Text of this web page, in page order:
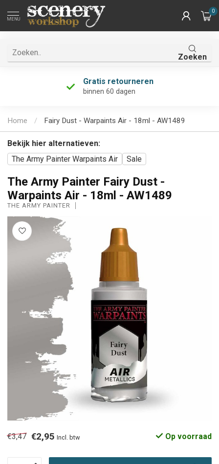
MENU
0
Zoeken
Gratis retourneren
binnen 60 dagen
Home / Fairy Dust - Warpaints Air - 18ml - AW1489
Bekijk hier alternatieven:
The Army Painter Warpaints Air
Sale
The Army Painter Fairy Dust -
Warpaints Air - 18ml - AW1489
THE ARMY PAINTER
€3,47 €2,95 Incl. btw Op voorraad